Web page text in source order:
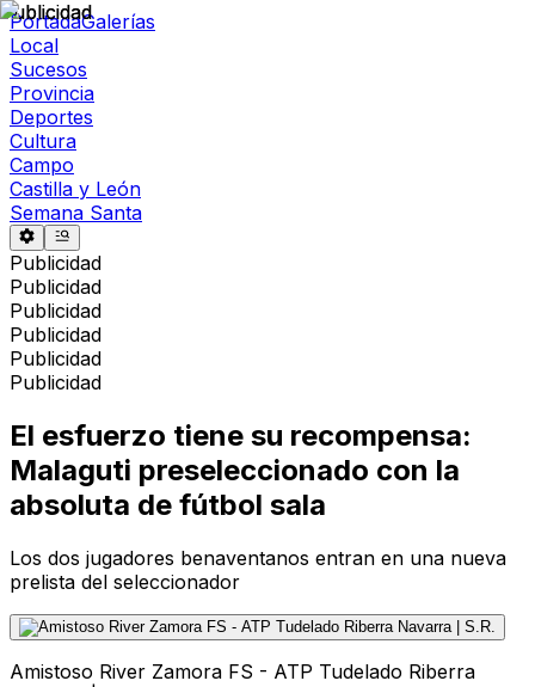
PortadaGalerías
Local
Sucesos
Provincia
Deportes
Cultura
Campo
Castilla y León
Semana Santa
Publicidad
Publicidad
Publicidad
Publicidad
Publicidad
Publicidad
Publicidad
El esfuerzo tiene su recompensa:
Malaguti preseleccionado con la
absoluta de fútbol sala
Los dos jugadores benaventanos entran en una nueva
prelista del seleccionador
Amistoso River Zamora FS - ATP Tudelado Riberra
Publicidad